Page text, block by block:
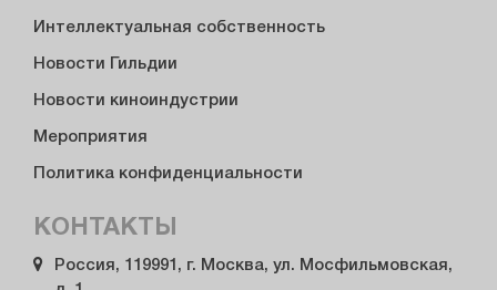
Интеллектуальная собственность
Новости Гильдии
Новости киноиндустрии
Мероприятия
Политика конфиденциальности
КОНТАКТЫ
Россия, 119991, г. Москва, ул. Мосфильмовская,